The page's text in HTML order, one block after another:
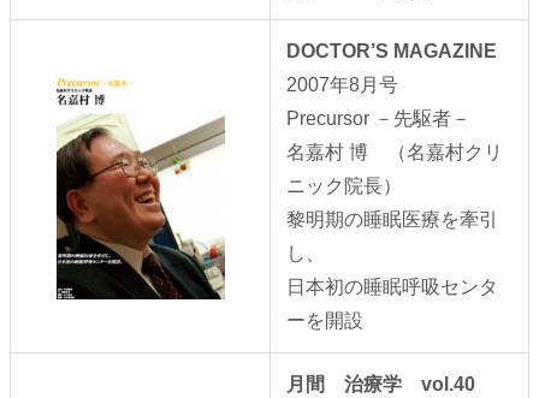
DOCTOR’S MAGAZINE
2007年8月号
Precursor －先駆者－
名嘉村 博 （名嘉村クリ
ニック院長）
黎明期の睡眠医療を牽引
し、
日本初の睡眠呼吸センタ
ーを開設
月間 治療学 vol.40